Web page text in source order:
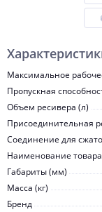
Максимальное
Пропускная
Объем ресивера (л)
Присоединительная
Соединение для
Наименование товара
Габариты (мм)
Масса (кг)
Бренд